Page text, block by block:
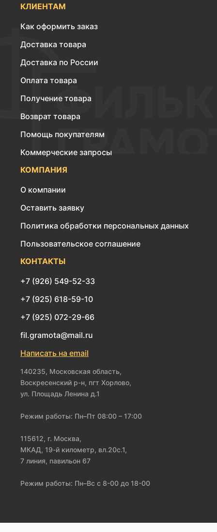
КЛИЕНТАМ
Как оформить заказ
Доставка товара
Доставка по России
Оплата товара
Получение товара
Возврат товара
Помощь покупателям
Коммерческие запросы
КОМПАНИЯ
О компании
Оставить заявку
Политика обработки персональных данных
Пользовательское соглашение
КОНТАКТЫ
+7 (926) 549-52-33
+7 (925) 618-59-10
+7 (925) 072-29-66
fil.gramota@mail.ru
Написать на email
140235, Московская область,
Воскресенский р-н, пгт Хорлово,
ул. Площадь Ленина д.1
Режим работы: Пн–Пт 08:00 – 17:00
115612, г. Москва,
МКАД, 19-й километр, вл.20с.1,
7 линия, павильон 67
Режим работы: Пн–Вс с 8-00 до 18-00